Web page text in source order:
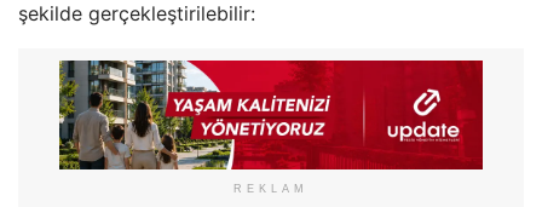
şekilde gerçekleştirilebilir:
REKLAM